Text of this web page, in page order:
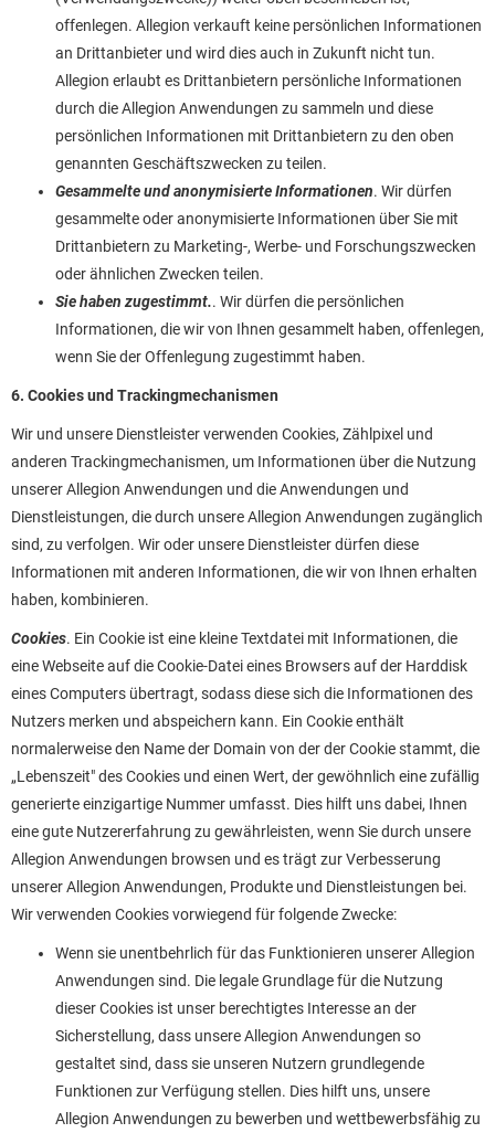
offenlegen. Allegion verkauft keine persönlichen Informationen
an Drittanbieter und wird dies auch in Zukunft nicht tun.
Allegion erlaubt es Drittanbietern persönliche Informationen
durch die Allegion Anwendungen zu sammeln und diese
persönlichen Informationen mit Drittanbietern zu den oben
genannten Geschäftszwecken zu teilen.
Gesammelte und anonymisierte Informationen. Wir dürfen
gesammelte oder anonymisierte Informationen über Sie mit
Drittanbietern zu Marketing-, Werbe- und Forschungszwecken
oder ähnlichen Zwecken teilen.
Sie haben zugestimmt.. Wir dürfen die persönlichen
Informationen, die wir von Ihnen gesammelt haben, offenlegen,
wenn Sie der Offenlegung zugestimmt haben.
6. Cookies und Trackingmechanismen
Wir und unsere Dienstleister verwenden Cookies, Zählpixel und
anderen Trackingmechanismen, um Informationen über die Nutzung
unserer Allegion Anwendungen und die Anwendungen und
Dienstleistungen, die durch unsere Allegion Anwendungen zugänglich
sind, zu verfolgen. Wir oder unsere Dienstleister dürfen diese
Informationen mit anderen Informationen, die wir von Ihnen erhalten
haben, kombinieren.
Cookies. Ein Cookie ist eine kleine Textdatei mit Informationen, die
eine Webseite auf die Cookie-Datei eines Browsers auf der Harddisk
eines Computers übertragt, sodass diese sich die Informationen des
Nutzers merken und abspeichern kann. Ein Cookie enthält
normalerweise den Name der Domain von der der Cookie stammt, die
„Lebenszeit" des Cookies und einen Wert, der gewöhnlich eine zufällig
generierte einzigartige Nummer umfasst. Dies hilft uns dabei, Ihnen
eine gute Nutzererfahrung zu gewährleisten, wenn Sie durch unsere
Allegion Anwendungen browsen und es trägt zur Verbesserung
unserer Allegion Anwendungen, Produkte und Dienstleistungen bei.
Wir verwenden Cookies vorwiegend für folgende Zwecke:
Wenn sie unentbehrlich für das Funktionieren unserer Allegion
Anwendungen sind. Die legale Grundlage für die Nutzung
dieser Cookies ist unser berechtigtes Interesse an der
Sicherstellung, dass unsere Allegion Anwendungen so
gestaltet sind, dass sie unseren Nutzern grundlegende
Funktionen zur Verfügung stellen. Dies hilft uns, unsere
Allegion Anwendungen zu bewerben und wettbewerbsfähig zu